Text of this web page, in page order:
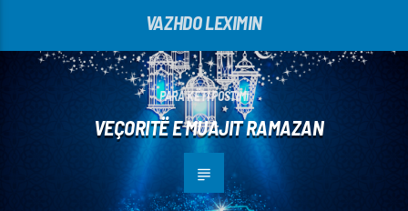
VAZHDO LEXIMIN
PARA KËTI POSTIMI
VEÇORITË E MUAJIT RAMAZAN